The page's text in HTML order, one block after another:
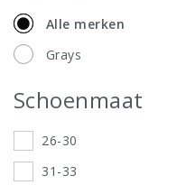
Alle merken
Grays
Schoenmaat
26-30
31-33